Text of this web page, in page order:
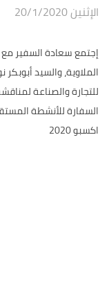
الإثنين 20/1/2020
إجتمع سعادة السفير مع
الملاوية، والسيد
للتجارة والصناعة
السفارة للأنشطة
اكسبو 2020